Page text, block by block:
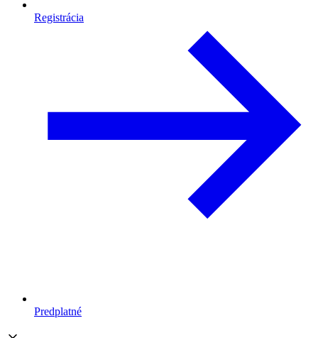
Registrácia
Predplatné